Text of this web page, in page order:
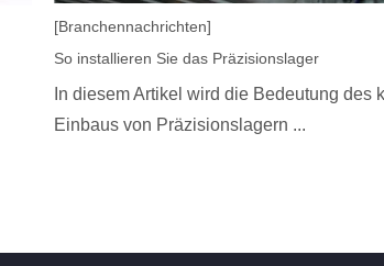
[Branchennachrichten]
So installieren Sie das Präzisionslager
In diesem Artikel wird die Bedeutung des
Einbaus von Präzisionslagern ...